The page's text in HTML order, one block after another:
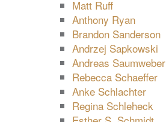
Matt Ruff
Anthony Ryan
Brandon Sanderson
Andrzej Sapkowski
Andreas Saumweber
Rebecca Schaeffer
Anke Schlachter
Regina Schleheck